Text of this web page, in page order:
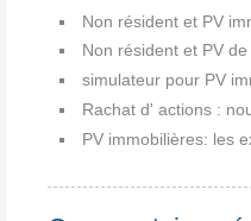
Non résident et PV
Non résident et PV
simulateur pour PV
Rachat d' actions :
PV immobilières: les